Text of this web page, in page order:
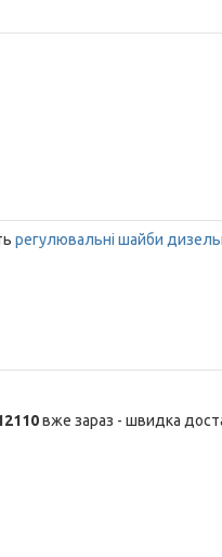
регулювальні шайби
вже зараз - швидка